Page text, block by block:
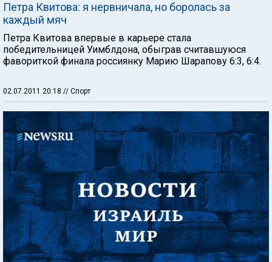
Петра Квитова: я нервничала, но боролась за
каждый мяч
Петра Квитова впервые в карьере стала
победительницей Уимблдона, обыграв считавшуюся
фавориткой финала россиянку Марию Шарапову 6:3, 6:4.
02.07.2011 20:18 // Спорт